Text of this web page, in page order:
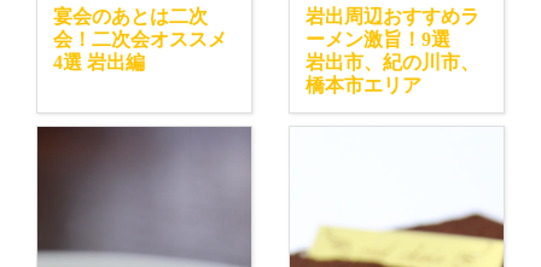
宴会のあとは二次
会！二次会オススメ
4選 岩出編
岩出周辺おすすめラ
ーメン激旨！9選
岩出市、紀の川市、
橋本市エリア